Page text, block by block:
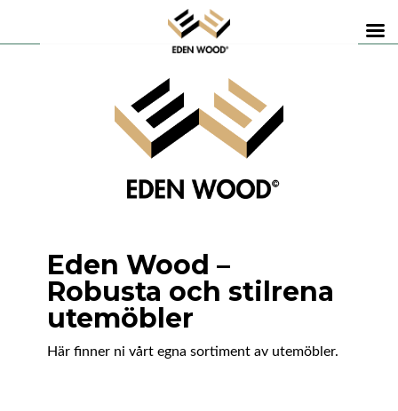
Eden Wood –
Robusta och stilrena
utemöbler
Här finner ni vårt egna sortiment av utemöbler.